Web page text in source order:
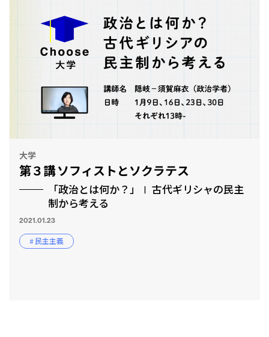
大学
第３講 ソフィストとソクラテス
「政治とは何か？」Ⅰ 古代ギリシャの民主
制から考える
2021.01.23
# 民主主義